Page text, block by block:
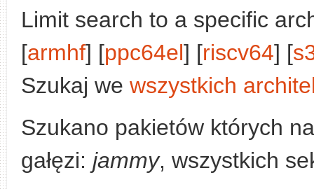
Limit search to a specific
[armhf] [ppc64el] [riscv64] [
Szukaj we wszystkich
Szukano pakietów których
gałęzi: jammy, wszystkich